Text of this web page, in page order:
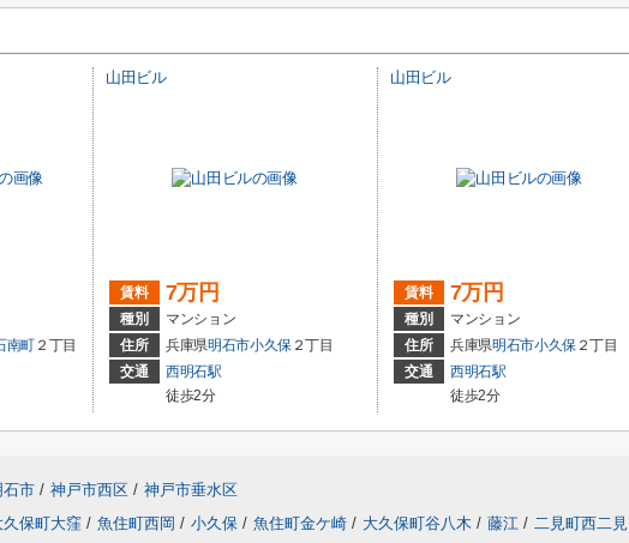
南町 ２丁目
山田ビル
賃料 7万円
種別
マンション
住所
兵庫県明石市小久保２丁目
交通
西明石駅
徒歩2分
山田ビル
賃料 7万円
種別
マンション
住所
兵庫県明石市小久保２丁目
交通
西明石駅
徒歩2分
石市 / 神戸市西区 / 神戸市垂水区
久保町大窪 / 魚住町西岡 / 小久保 / 魚住町金ケ崎 / 大久保町谷八木 / 藤江 / 二見町西二見